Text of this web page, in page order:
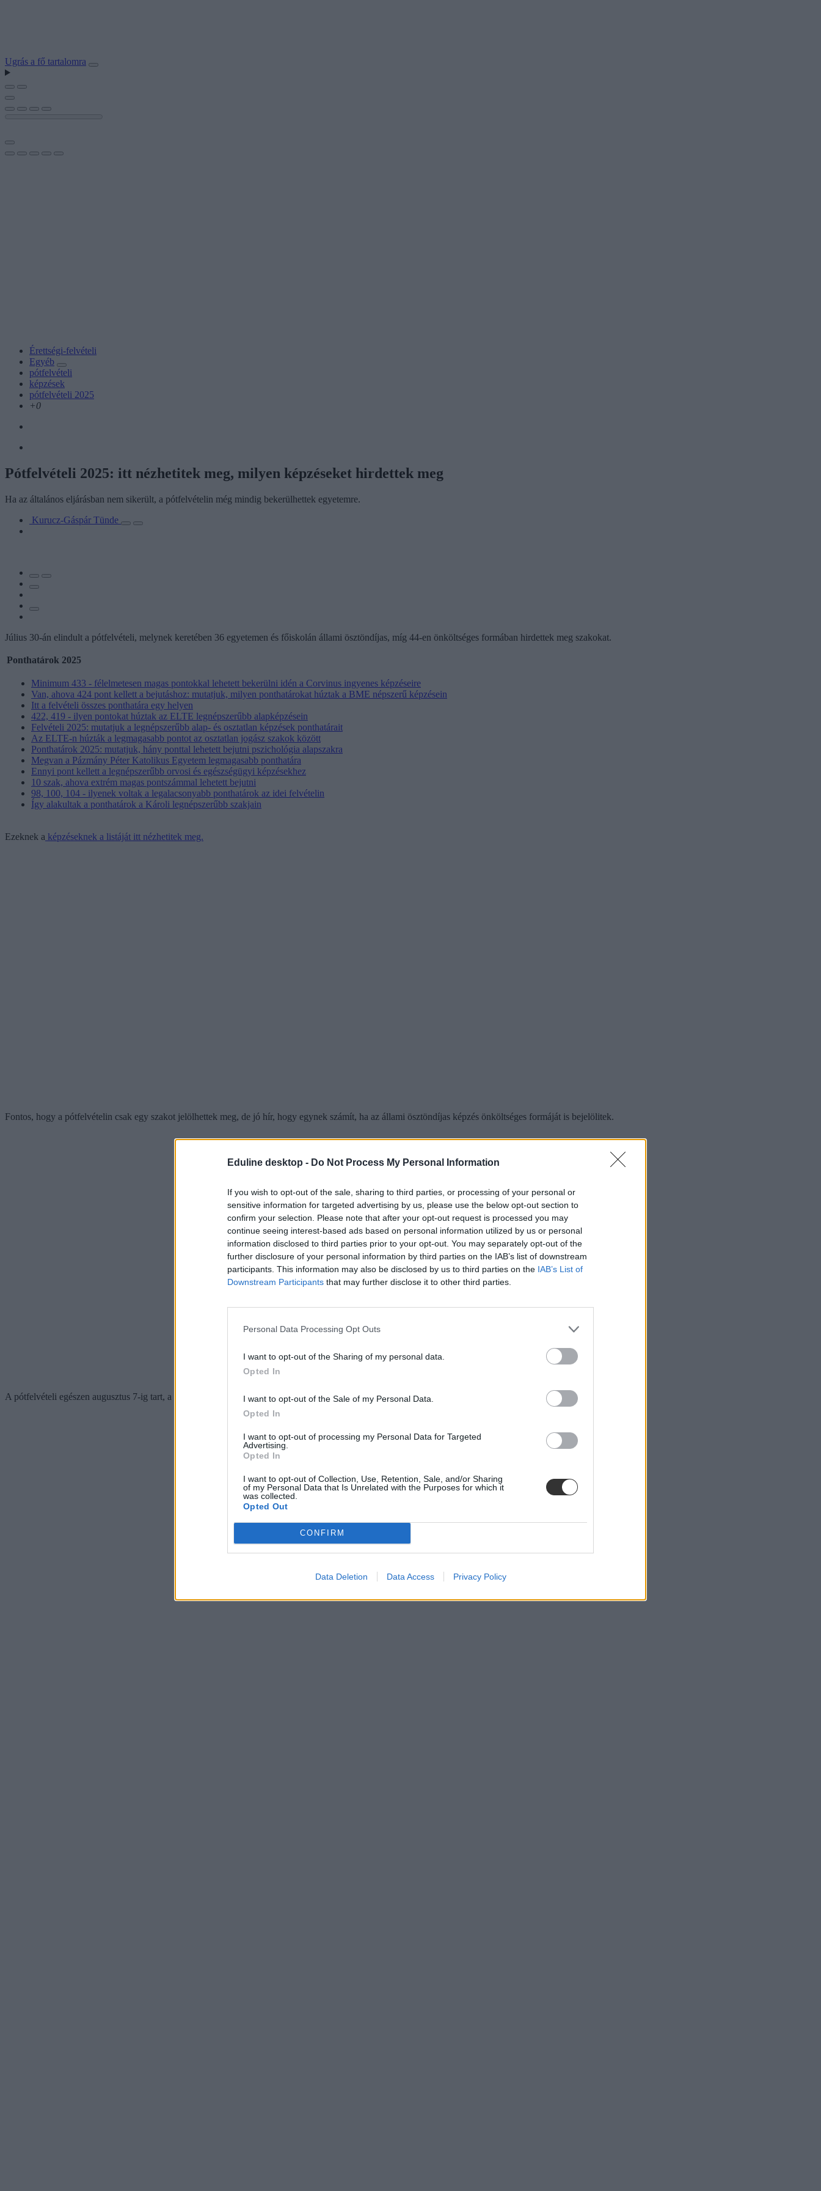
Eduline desktop - Do Not Process My Personal Information
If you wish to opt-out of the sale, sharing to third parties, or processing of your personal or
sensitive information for targeted advertising by us, please use the below opt-out section to
confirm your selection. Please note that after your opt-out request is processed you may
continue seeing interest-based ads based on personal information utilized by us or personal
information disclosed to third parties prior to your opt-out. You may separately opt-out of the
further disclosure of your personal information by third parties on the IAB’s list of downstream
participants. This information may also be disclosed by us to third parties on the IAB’s List of
Downstream Participants that may further disclose it to other third parties.
Personal Data Processing Opt Outs
I want to opt-out of the Sharing of my personal data.
Opted In
I want to opt-out of the Sale of my Personal Data.
Opted In
I want to opt-out of processing my Personal Data for Targeted
Advertising.
Opted In
I want to opt-out of Collection, Use, Retention, Sale, and/or Sharing
of my Personal Data that Is Unrelated with the Purposes for which it
was collected.
Opted Out
CONFIRM
Data Deletion Data Access Privacy Policy
Ugrás a fő tartalomra
Érettségi-felvételi
Egyéb
pótfelvételi
képzések
pótfelvételi 2025
+0
Pótfelvételi 2025: itt nézhetitek meg, milyen képzéseket hirdettek meg
Ha az általános eljárásban nem sikerült, a pótfelvételin még mindig bekerülhettek egyetemre.
Kurucz-Gáspár Tünde
Július 30-án elindult a pótfelvételi, melynek keretében 36 egyetemen és főiskolán állami ösztöndíjas, míg 44-en önköltséges formában hirdettek meg szakokat.
Ponthatárok 2025
Minimum 433 - félelmetesen magas pontokkal lehetett bekerülni idén a Corvinus ingyenes képzéseire
Van, ahova 424 pont kellett a bejutáshoz: mutatjuk, milyen ponthatárokat húztak a BME népszerű képzésein
Itt a felvételi összes ponthatára egy helyen
422, 419 - ilyen pontokat húztak az ELTE legnépszerűbb alapképzésein
Felvételi 2025: mutatjuk a legnépszerűbb alap- és osztatlan képzések ponthatárait
Az ELTE-n húzták a legmagasabb pontot az osztatlan jogász szakok között
Ponthatárok 2025: mutatjuk, hány ponttal lehetett bejutni pszichológia alapszakra
Megvan a Pázmány Péter Katolikus Egyetem legmagasabb ponthatára
Ennyi pont kellett a legnépszerűbb orvosi és egészségügyi képzésekhez
10 szak, ahova extrém magas pontszámmal lehetett bejutni
98, 100, 104 - ilyenek voltak a legalacsonyabb ponthatárok az idei felvételin
Így alakultak a ponthatárok a Károli legnépszerűbb szakjain
Ezeknek a képzéseknek a listáját itt nézhetitek meg.
Fontos, hogy a pótfelvételin csak egy szakot jelölhettek meg, de jó hír, hogy egynek számít, ha az állami ösztöndíjas képzés önköltséges formáját is bejelölitek.
A pótfelvételi egészen augusztus 7-ig tart, a ponthatárokat pedig augusztus 27-én hirdetik ki.